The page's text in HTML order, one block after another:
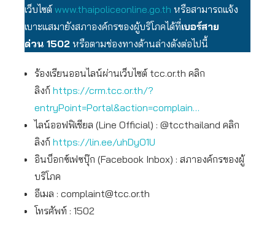
เว็บไซต์ www.thaipoliceonline.go.th หรือสามารถแจ้ง
เบาะแสมายังสภาองค์กรของผู้บริโภคได้ที่เบอร์สาย
ด่วน 1502 หรือตามช่องทางด้านล่างดังต่อไปนี้
ร้องเรียนออนไลน์ผ่านเว็บไซต์ tcc.or.th คลิก
ลิงก์ https://crm.tcc.or.th/?
entryPoint=Portal&action=complain…
ไลน์ออฟฟิเชียล (Line Official) : @tccthailand คลิก
ลิงก์ https://lin.ee/uhDyO1U
อินบ็อกซ์เฟซบุ๊ก (Facebook Inbox) : สภาองค์กรของผู้
บริโภค
อีเมล : complaint@tcc.or.th
โทรศัพท์ : 1502